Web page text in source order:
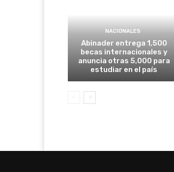
NACIONALES
Abinader entrega 1,500
becas internacionales y
anuncia otras 5,000 para
estudiar en el país